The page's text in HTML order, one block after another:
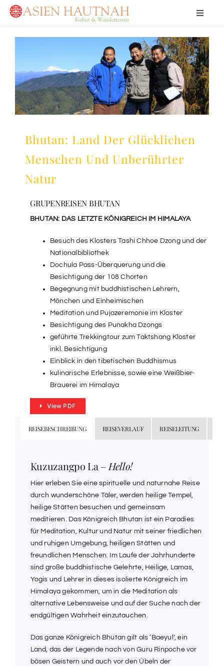
Skip
Toggle
Home
Ladakh
Bhutan
Indien
Feedback
Bhutan: Land Der Glücklichen
Menschen Und Unberührter
Natur
GRUPENREISEN BHUTAN
BHUTAN: DAS LETZTE KÖNIGREICH IM HIMALAYA
Besuch des Klosters Tashi Chhoe Dzong und der
Nationalbibliothek
Dochula Pass-Überquerung und die
Besichtigung der 108 Chorten
Begegnung mit buddhistischen Lehrern,
Mönchen und Einheimischen
Meditation und Pujazeremonie im Kloster
Besichtigung des Punakha Dzongs
geführte Trekkingtour zum Taktshang Kloster
inkl. Besichtigung
Einblick in den tibetischen Buddhismus
kulinarische Erlebnisse, sowie eine Weißbier-
Brauerei im Himalaya
View PDF
REISEBESCHREIBUNG REISEVERLAUF REISELEITUNG
Kuzuzangpo La – Hello!
Hier erleben Sie eine spirituelle und naturnahe Reise
durch wunderschöne Täler, werden heilige Tempel,
heilige Stätten besuchen und gemeinsam
meditieren. Das Königreich Bhutan ist ein Paradies
für Meditation, Kultur und Natur mit seiner friedlichen
und ruhigen Umgebung, heiligen Stätten und
freundlichen Menschen. Im Laufe der Jahrhunderte
sind große buddhistische Gelehrte, Heilige, Lamas,
Yogis und Lehrer in dieses isolierte Königreich im
Himalaya gekommen, um in die Meditation als
alternative Lebensweise und auf der Suche nach der
endgültigen Wahrheit einzutauchen.
Das ganze Königreich Bhutan gilt als ‘Baeyul’, ein
Land, das der Legende nach von Guru Rinpoche vor
bösen Geistern und auch vor den Übeln der